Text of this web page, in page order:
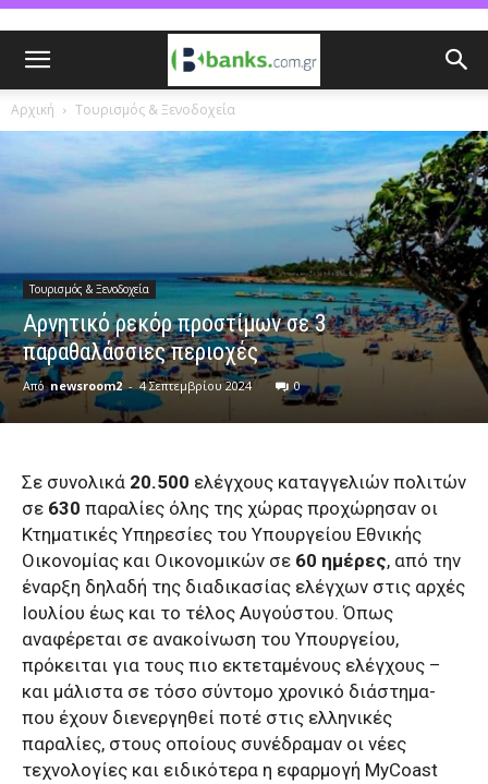
Αρχική Τουρισμός & Ξενοδοχεία
Τουρισμός & Ξενοδοχεία
Αρνητικό ρεκόρ προστίμων σε 3
παραθαλάσσιες περιοχές
Από newsroom2 - 4 Σεπτεμβρίου 2024 0
Σε συνολικά 20.500 ελέγχους καταγγελιών πολιτών
σε 630 παραλίες όλης της χώρας προχώρησαν οι
Κτηματικές Υπηρεσίες του Υπουργείου Εθνικής
Οικονομίας και Οικονομικών σε 60 ημέρες, από την
έναρξη δηλαδή της διαδικασίας ελέγχων στις αρχές
Ιουλίου έως και το τέλος Αυγούστου. Όπως
αναφέρεται σε ανακοίνωση του Υπουργείου,
πρόκειται για τους πιο εκτεταμένους ελέγχους –
και μάλιστα σε τόσο σύντομο χρονικό διάστημα-
που έχουν διενεργηθεί ποτέ στις ελληνικές
παραλίες, στους οποίους συνέδραμαν οι νέες
τεχνολογίες και ειδικότερα η εφαρμογή MyCoast